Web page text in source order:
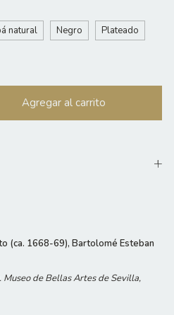
natural Negro Plateado
(ca. 1668-69), Bartolomé Esteban
de Bellas Artes de Sevilla,